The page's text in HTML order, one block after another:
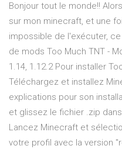
Bonjour tout le monde!!
sur mon minecraft, et une
impossible de l'exécuter,
de mods Too Much TNT -
1.14, 1.12.2 Pour installer
Téléchargez et installez
explications pour son
et glissez le fichier .zip
Lancez Minecraft et
votre profil avec la version